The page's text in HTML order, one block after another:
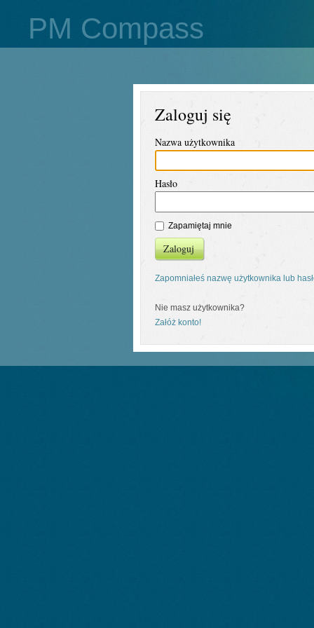
PM Compass
Zaloguj się
Nazwa użytkownika
Hasło
Zapamiętaj mnie
Zaloguj
Zapomniałeś nazwę użytkownika lub
Nie masz użytkownika?
Załóż konto!